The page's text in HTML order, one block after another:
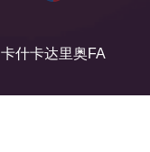
卡什卡达里奥FA